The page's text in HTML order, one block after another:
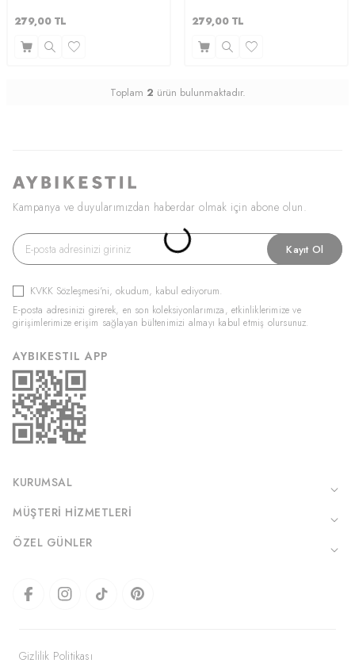
279,00 TL 279,00 TL
Toplam 2 ürün bulunmaktadır.
Kampanya ve duyularımızdan haberdar olmak için abone olun.
Kayıt Ol
KVKK Sözleşmesi'ni, okudum, kabul ediyorum.
E-posta adresinizi girerek, en son koleksiyonlarımıza, etkinliklerimize ve
girişimlerimize erişim sağlayan bültenimizi almayı kabul etmiş olursunuz.
AYBIKESTIL APP
KURUMSAL
MÜŞTERI HIZMETLERI
ÖZEL GÜNLER
Gizlilik Politikası